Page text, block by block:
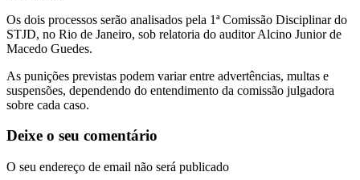
Os dois processos serão analisados pela 1ª Comissão Disciplinar do
STJD, no Rio de Janeiro, sob relatoria do auditor Alcino Junior de
Macedo Guedes.
As punições previstas podem variar entre advertências, multas e
suspensões, dependendo do entendimento da comissão julgadora
sobre cada caso.
Deixe o seu comentário
O seu endereço de email não será publicado